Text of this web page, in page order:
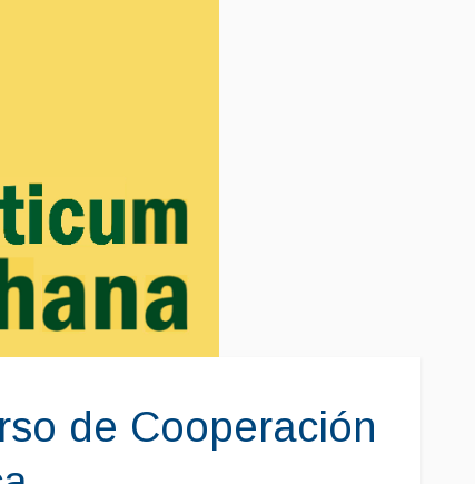
de Cooperación